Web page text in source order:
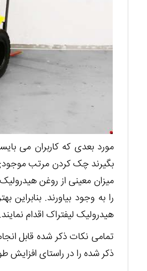
مورد بعدی که کاربران می
بگیرند چک کردن مرتب موجودی
میزان معینی از روغن
را به وجود بیاورند.
هیدرولیک لیفتراک اقدام نمایند.
تمامی نکات ذکر شده قابل
ذکر شده را در راستای افزایش